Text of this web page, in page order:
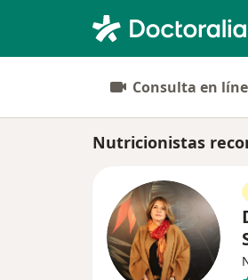
Consulta en
Nutricionistas